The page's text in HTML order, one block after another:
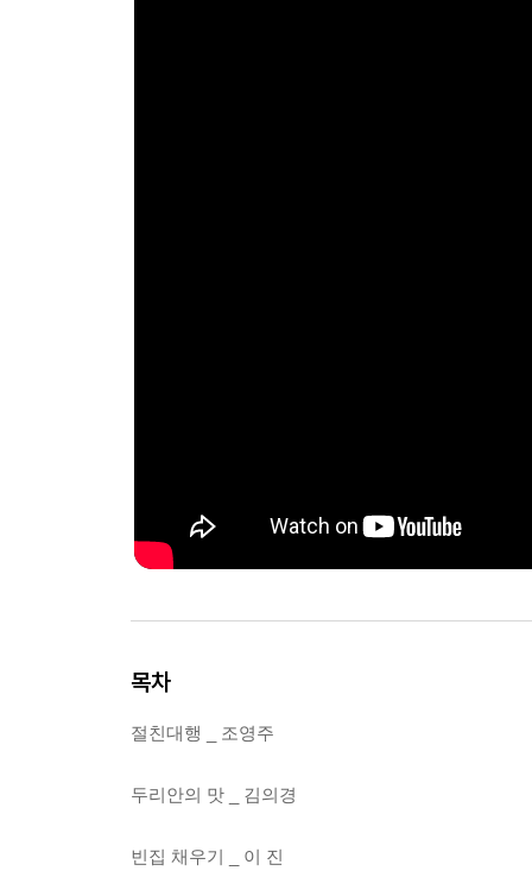
목차
절친대행 _ 조영주
두리안의 맛 _ 김의경
빈집 채우기 _ 이 진